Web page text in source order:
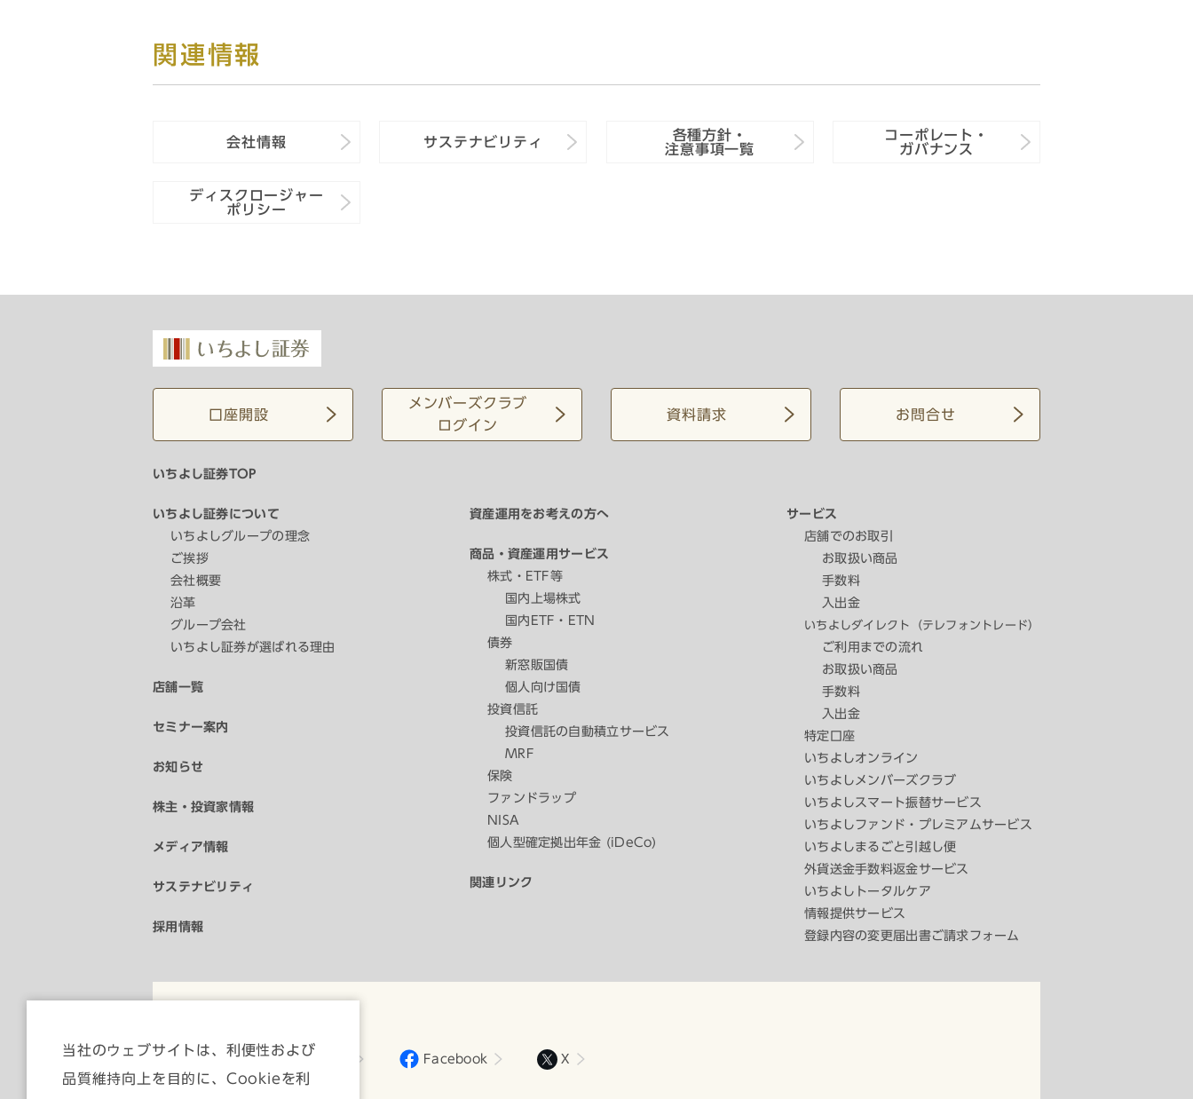
関連情報
会社情報 サステナビリティ
各種方針・
注意事項一覧
コーポレート・
ガバナンス
ディスクロージャー
ポリシー
口座開設
メンバーズクラブ
ログイン
資料請求 お問合せ
いちよし証券TOP
いちよし証券について
いちよしグループの理念
ご挨拶
会社概要
沿革
グループ会社
いちよし証券が選ばれる理由
店舗一覧
セミナー案内
お知らせ
株主・投資家情報
メディア情報
サステナビリティ
採用情報
資産運用をお考えの方へ
商品・資産運用サービス
株式・ETF等
国内上場株式
国内ETF・ETN
債券
新窓販国債
個人向け国債
投資信託
投資信託の自動積立サービス
MRF
保険
ファンドラップ
NISA
個人型確定拠出年金 (iDeCo)
関連リンク
サービス
店舗でのお取引
お取扱い商品
手数料
入出金
いちよしダイレクト（テレフォントレード）
ご利用までの流れ
お取扱い商品
手数料
入出金
特定口座
いちよしオンライン
いちよしメンバーズクラブ
いちよしスマート振替サービス
いちよしファンド・プレミアムサービス
いちよしまるごと引越し便
外貨送金手数料返金サービス
いちよしトータルケア
情報提供サービス
登録内容の変更届出書ご請求フォーム
YouTube Facebook X
当社のウェブサイトは、利便性および
品質維持向上を目的に、Cookieを利